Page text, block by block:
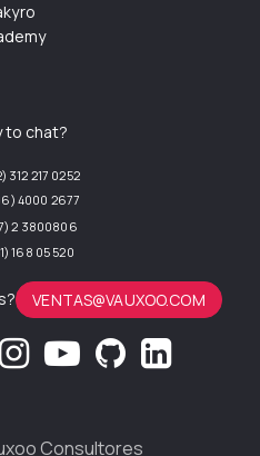
to chat?
312 217 0252
4000 2677
2 3800806
168 05 520
VENTAS@VAUXOO.COM
Consultores